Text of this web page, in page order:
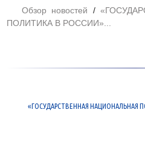
Обзор новостей /
ПОЛИТИКА В РОССИИ»...
«ГОСУДАРСТВЕННАЯ НАЦИОНАЛЬНАЯ